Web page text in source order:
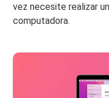
vez necesite realizar
computadora.